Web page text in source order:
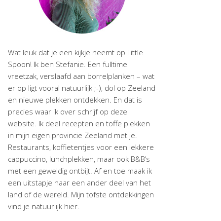
Wat leuk dat je een kijkje neemt op Little
Spoon! Ik ben Stefanie. Een fulltime
vreetzak, verslaafd aan borrelplanken – wat
er op ligt vooral natuurlijk ;-), dol op Zeeland
en nieuwe plekken ontdekken. En dat is
precies waar ik over schrijf op deze
website. Ik deel recepten en toffe plekken
in mijn eigen provincie Zeeland met je.
Restaurants, koffietentjes voor een lekkere
cappuccino, lunchplekken, maar ook B&B’s
met een geweldig ontbijt. Af en toe maak ik
een uitstapje naar een ander deel van het
land of de wereld. Mijn tofste ontdekkingen
vind je natuurlijk hier.